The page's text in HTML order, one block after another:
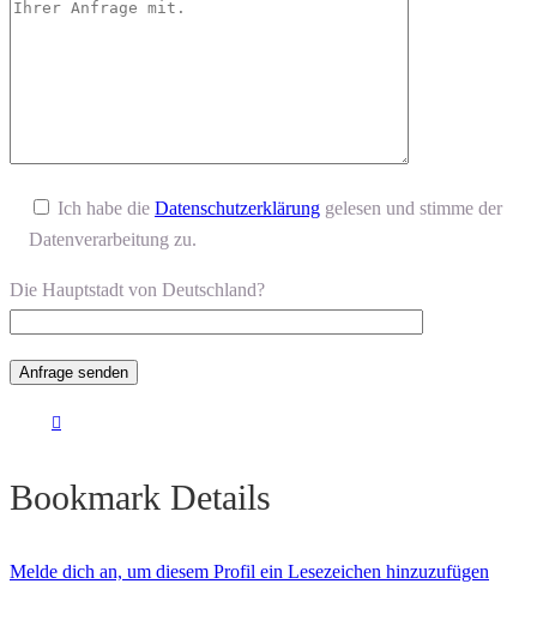
Ich habe die Datenschutzerklärung gelesen und stimme der
Datenverarbeitung zu.
Die Hauptstadt von Deutschland?
Bookmark Details
Melde dich an, um diesem Profil ein Lesezeichen hinzuzufügen